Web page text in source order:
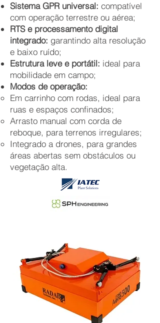
Sistema GPR universal: compatível
com operação terrestre ou aérea;
RTS e processamento digital
integrado: garantindo alta resolução
e baixo ruído;
Estrutura leve e portátil: ideal para
mobilidade em campo;
Modos de operação:
Em carrinho com rodas, ideal para
ruas e espaços confinados;
Arrasto manual com corda de
reboque, para terrenos irregulares;
Integrado a drones, para grandes
áreas abertas sem obstáculos ou
vegetação alta.